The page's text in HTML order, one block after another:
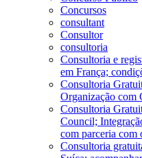
Concursos
consultant
Consultor
consultoria
Consultoria e
em França;
Consultoria
Organização com
Consultoria
Council;
com parceria com
Consultoria